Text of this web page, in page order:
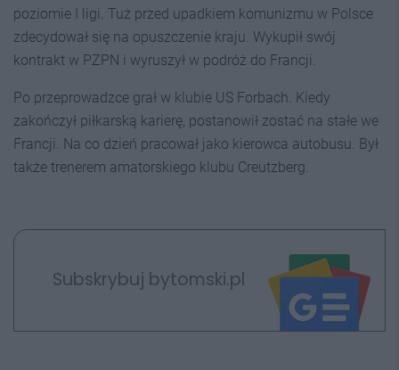
poziomie I ligi. Tuż przed upadkiem komunizmu w Polsce
zdecydował się na opuszczenie kraju. Wykupił swój
kontrakt w PZPN i wyruszył w podróż do Francji.
Po przeprowadzce grał w klubie US Forbach. Kiedy
zakończył piłkarską karierę, postanowił zostać na stałe we
Francji. Na co dzień pracował jako kierowca autobusu. Był
także trenerem amatorskiego klubu Creutzberg.
Subskrybuj bytomski.pl